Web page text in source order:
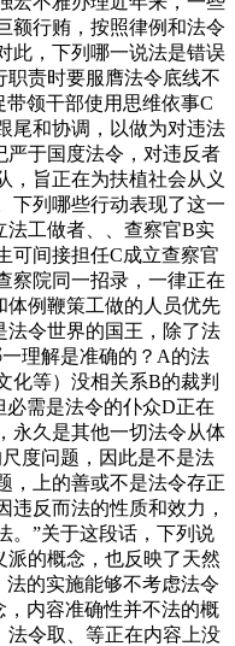
额行贿，按照律例和法令
此，下列哪一说法是错误
责时要服膺法令底线不
领干部使用思维依事C
尾和协调，以做为对违法
严于国度法令，对违反者
，旨正在为扶植社会从义
下列哪些行动表现了这一
工做者、、查察官B实
可间接担任C成立查察官
察院同一招录，一律正在
体例鞭策工做的人员优先
法令世界的国王，除了法
理解是准确的？A的法
化等）没相关系B的裁判
需是法令的仆众D正在
永久是其他一切法令从体
度问题，因此是不是法
，上的善或不是法令存正
违反而法的性质和效力，
。”关于这段话，下列说
的概念，也反映了天然
的实施能够不考虑法令
内容准确性并不法的概
法令取、等正在内容上没